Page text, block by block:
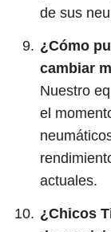
de sus
¿Cómo
cambiar
Nuestro
el
actuales.
¿Chicos